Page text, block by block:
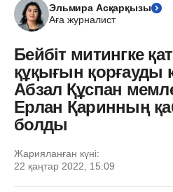
Эльмира Асқарқызы
Аға журналист
Бейбіт митингке
құқығын қорғауды
Абзал Құспан
Ерлан Қаринның
болды
Жарияланған күні:
22 қаңтар 2022, 15:09